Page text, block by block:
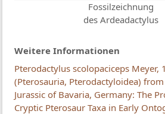
Fossilzeichnung
des Ardeadactylus
Weitere Informationen
Pterodactylus scolopaciceps Meyer,
(Pterosauria, Pterodactyloidea)
Jurassic of Bavaria, Germany: The
Cryptic Pterosaur Taxa in Early